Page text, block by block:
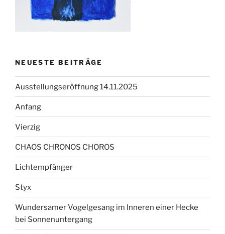
NEUESTE BEITRÄGE
Ausstellungseröffnung 14.11.2025
Anfang
Vierzig
CHAOS CHRONOS CHOROS
Lichtempfänger
Styx
Wundersamer Vogelgesang im Inneren einer Hecke
bei Sonnenuntergang